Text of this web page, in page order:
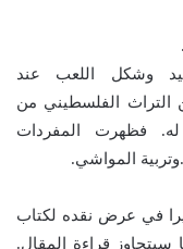
وشكل اللعب عند
التراث الفلسطيني من
فظهرت المفردات
المواشي.
في عرض نقده لكتاب
قراءة المقال.